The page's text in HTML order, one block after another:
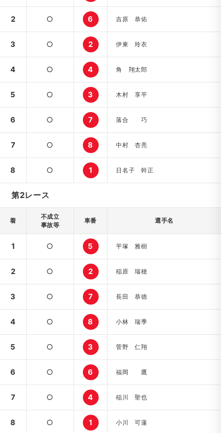
2 ○ 6 吉原 恭佑
3 ○ 2 伊東 玲衣
4 ○ 4 角 翔太郎
5 ○ 3 木村 享平
6 ○ 7 落合 巧
7 ○ 8 中村 杏亮
8 ○ 1 日名子 幹正
第2レース
着
不成立
事故等
車番 選手名
1 ○ 5 平塚 雅樹
2 ○ 2 稲原 瑞穂
3 ○ 7 長田 恭徳
4 ○ 8 小林 瑞季
5 ○ 3 菅野 仁翔
6 ○ 6 福岡 鷹
7 ○ 4 稲川 聖也
8 ○ 1 小川 可蓮